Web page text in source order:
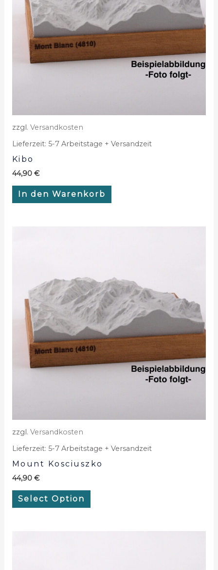
zzgl. Versandkosten
Lieferzeit: 5-7 Arbeitstage + Versandzeit
Kibo
44,90 €
In den Warenkorb
zzgl. Versandkosten
Lieferzeit: 5-7 Arbeitstage + Versandzeit
Mount Kosciuszko
44,90 €
Select Option